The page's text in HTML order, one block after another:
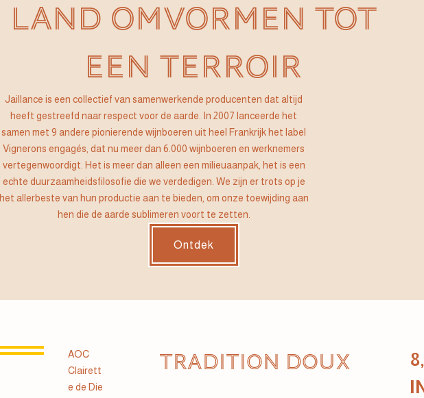
LAND OMVORMEN TOT
EEN TERROIR
Jaillance is een collectief van samenwerkende producenten dat altijd
heeft gestreefd naar respect voor de aarde. In 2007 lanceerde het
samen met 9 andere pionierende wijnboeren uit heel Frankrijk het label
Vignerons engagés, dat nu meer dan 6.000 wijnboeren en werknemers
vertegenwoordigt. Het is meer dan alleen een milieuaanpak, het is een
echte duurzaamheidsfilosofie die we verdedigen. We zijn er trots op je
het allerbeste van hun productie aan te bieden, om onze toewijding aan
hen die de aarde sublimeren voort te zetten.
Ontdek
AOC
Clairett
e de Die
TRADITION DOUX